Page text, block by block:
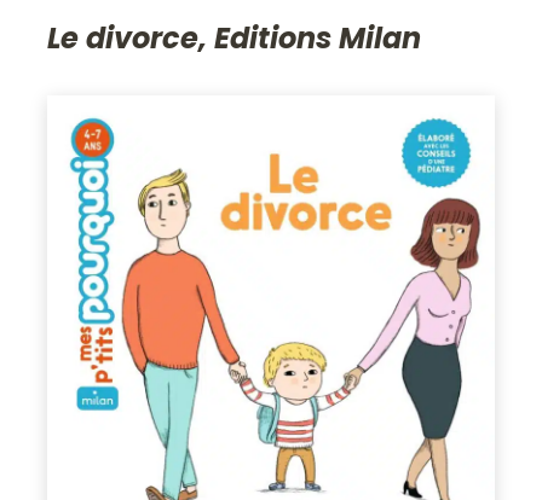
Le divorce, Editions Milan